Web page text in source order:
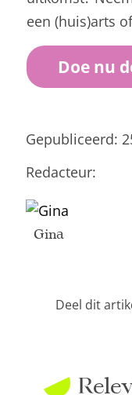
een (huis)arts
Doe nu
Gepubliceerd:
Redacteur:
Gina
Deel dit